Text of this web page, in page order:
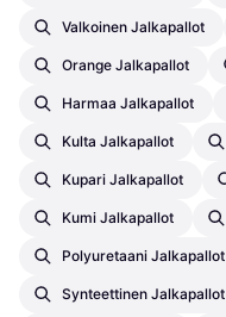
Valkoinen Jalkapallot
Orange Jalkapallot
Harmaa Jalkapallot
Kulta Jalkapallot
Kupari Jalkapallot
Kumi Jalkapallot
Polyuretaani Jalkapallot
Synteettinen Jalkapallot